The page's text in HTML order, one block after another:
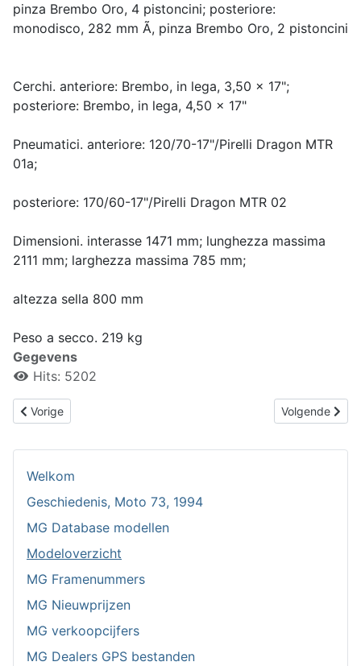
Welkom
Geschiedenis, Moto 73, 1994
MG Database modellen
Modeloverzicht
MG Framenummers
MG Nieuwprijzen
MG verkoopcijfers
MG Dealers GPS bestanden
pinza Brembo Oro, 4 pistoncini; posteriore:
monodisco, 282 mm Ã, pinza Brembo Oro, 2 pistoncini
Cerchi. anteriore: Brembo, in lega, 3,50 x 17";
posteriore: Brembo, in lega, 4,50 x 17"
Pneumatici. anteriore: 120/70-17"/Pirelli Dragon MTR
01a;
posteriore: 170/60-17"/Pirelli Dragon MTR 02
Dimensioni. interasse 1471 mm; lunghezza massima
2111 mm; larghezza massima 785 mm;
altezza sella 800 mm
Peso a secco. 219 kg
Gegevens
Hits: 5202
Vorig artikel: V11 Sport Rosso Mandello
Vorige Volgende
Volgende